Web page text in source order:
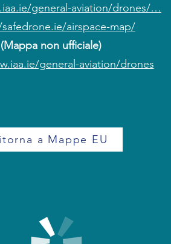
general-aviation/drones/…
airspace-map/
(Mappa non ufficiale)
general-aviation/drones
a Mappe EU